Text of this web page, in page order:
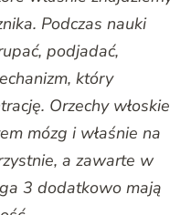
Podczas nauki
podjadać,
który
Orzechy włoskie
mózg i właśnie na
a zawarte w
3 dodatkowo mają